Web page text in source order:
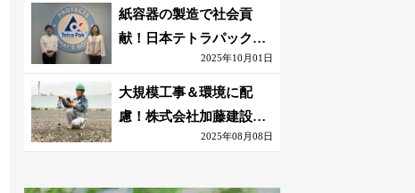
ないOK求人はある？
紙容器の製造で社会貢
献！日本テトラパック株
式会社のグローバルな環
境
2025年10月01日
大規模工事＆環境に配
慮！株式会社加藤建設の
若手が語る現場監督の働
2025年08月08日